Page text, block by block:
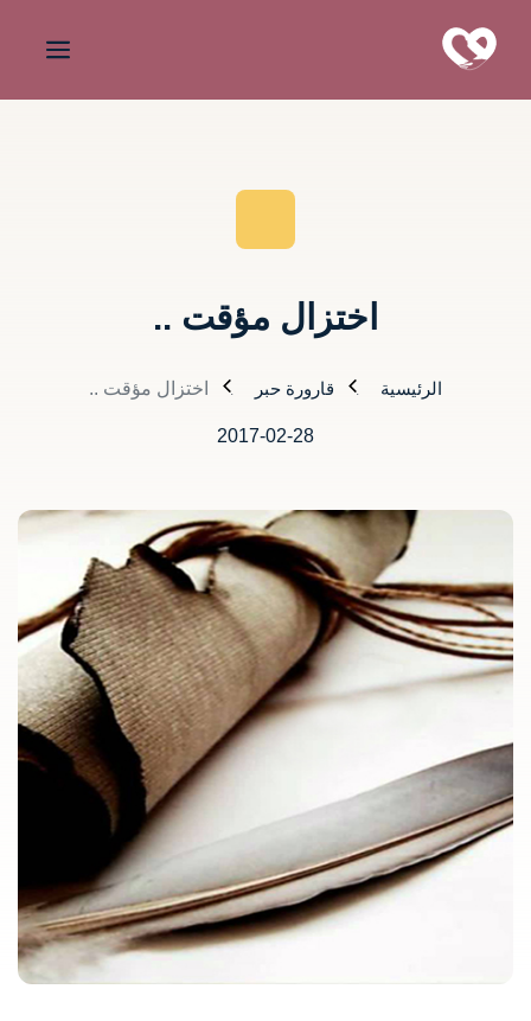
اختزال مؤقت ..
الرئيسية قارورة حبر اختزال مؤقت ..
2017-02-28